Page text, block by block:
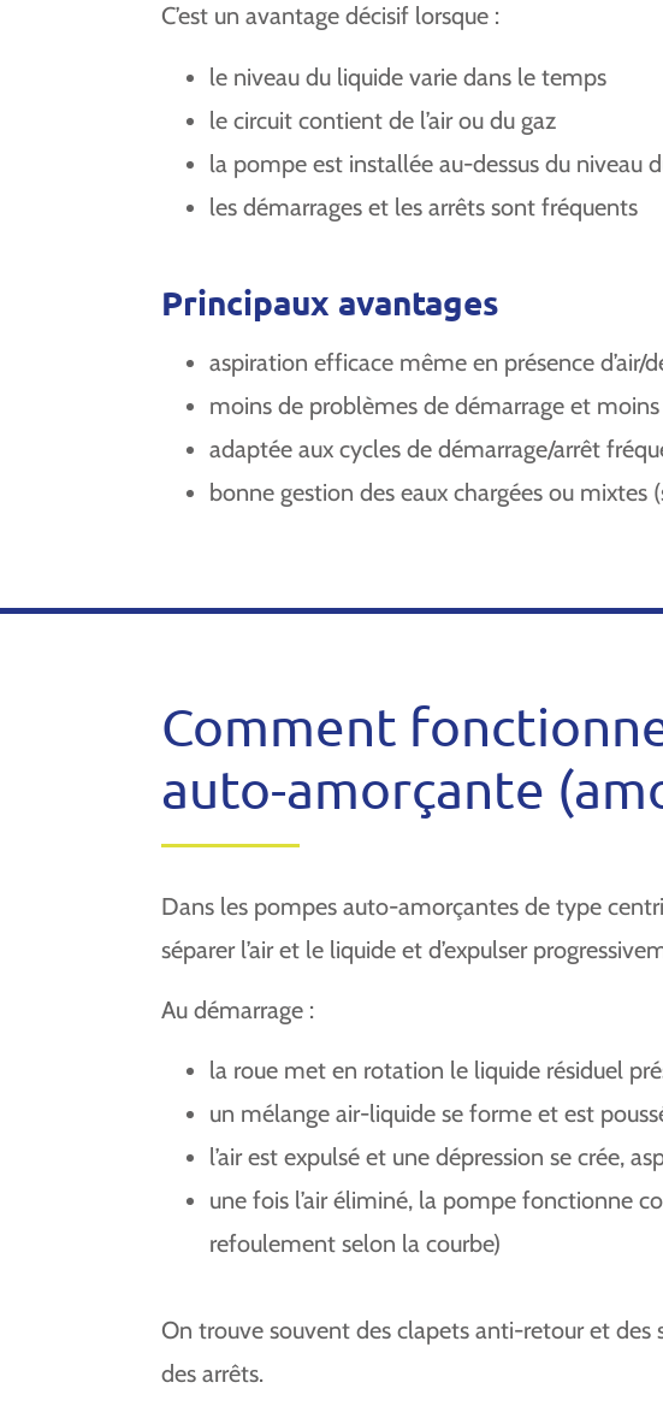
C’est un avantage décisif lorsque :
le niveau du liquide varie dans le temps
le circuit contient de l’air ou du gaz
la pompe est installée au-dessus du niveau
les démarrages et les arrêts sont fréquents
Principaux avantages
aspiration efficace même en présence d’air/
moins de problèmes de démarrage et
adaptée aux cycles de démarrage/arrêt
bonne gestion des eaux chargées ou mixtes
Comment
auto-amorçante
Dans les pompes auto-amorçantes de type
séparer l’air et le liquide et d’expulser
Au démarrage :
la roue met en rotation le liquide résiduel
un mélange air-liquide se forme et est
l’air est expulsé et une dépression se crée,
une fois l’air éliminé, la pompe fonctionne
refoulement selon la courbe)
On trouve souvent des clapets anti-retour et
des arrêts.